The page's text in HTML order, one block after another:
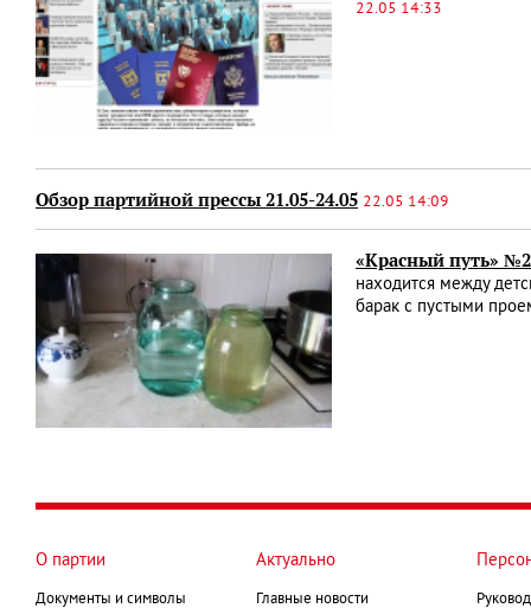
22.05 14:33
Обзор партийной прессы 21.05-24.05 22.05 14:09
«Красный путь»
находится между
барак с пустыми
О партии
Документы и символы
Актуально
Главные новости